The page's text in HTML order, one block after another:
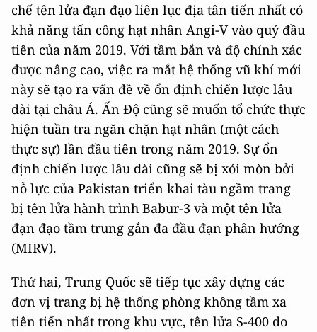
chế tên lửa đạn đạo liên lục địa tân tiến nhất có
khả năng tấn công hạt nhân Angi-V vào quý đầu
tiên của năm 2019. Với tầm bắn và độ chính xác
được nâng cao, việc ra mắt hệ thống vũ khí mới
này sẽ tạo ra vấn đề về ổn định chiến lược lâu
dài tại châu Á. Ấn Độ cũng sẽ muốn tổ chức thực
hiện tuần tra ngăn chặn hạt nhân (một cách
thực sự) lần đầu tiên trong năm 2019. Sự ổn
định chiến lược lâu dài cũng sẽ bị xói mòn bởi
nỗ lực của Pakistan triển khai tàu ngầm trang
bị tên lửa hành trình Babur-3 và một tên lửa
đạn đạo tầm trung gắn đa đầu đạn phân hướng
(MIRV).
Thứ hai, Trung Quốc sẽ tiếp tục xây dựng các
đơn vị trang bị hệ thống phòng không tầm xa
tiên tiến nhất trong khu vực, tên lửa S-400 do